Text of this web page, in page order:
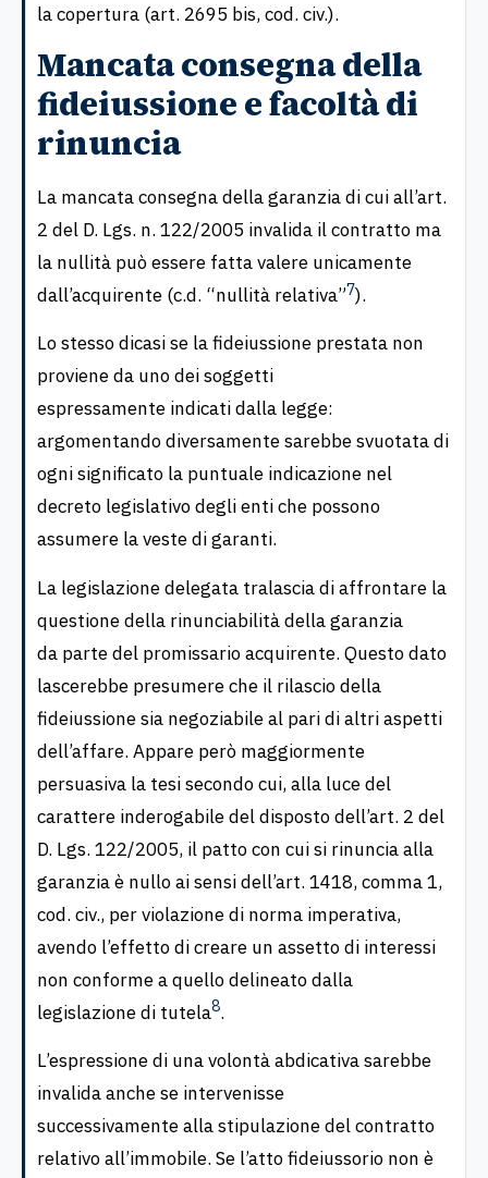
la copertura (art. 2695 bis, cod. civ.).
Mancata consegna della
fideiussione e facoltà di
rinuncia
La mancata consegna della garanzia di cui all’art.
2 del D. Lgs. n. 122/2005 invalida il contratto ma
la nullità può essere fatta valere unicamente
dall’acquirente (c.d. “nullità relativa”7).
Lo stesso dicasi se la fideiussione prestata non
proviene da uno dei soggetti
espressamente indicati dalla legge:
argomentando diversamente sarebbe svuotata di
ogni significato la puntuale indicazione nel
decreto legislativo degli enti che possono
assumere la veste di garanti.
La legislazione delegata tralascia di affrontare la
questione della rinunciabilità della garanzia
da parte del promissario acquirente. Questo dato
lascerebbe presumere che il rilascio della
fideiussione sia negoziabile al pari di altri aspetti
dell’affare. Appare però maggiormente
persuasiva la tesi secondo cui, alla luce del
carattere inderogabile del disposto dell’art. 2 del
D. Lgs. 122/2005, il patto con cui si rinuncia alla
garanzia è nullo ai sensi dell’art. 1418, comma 1,
cod. civ., per violazione di norma imperativa,
avendo l’effetto di creare un assetto di interessi
non conforme a quello delineato dalla
legislazione di tutela8.
L’espressione di una volontà abdicativa sarebbe
invalida anche se intervenisse
successivamente alla stipulazione del contratto
relativo all’immobile. Se l’atto fideiussorio non è